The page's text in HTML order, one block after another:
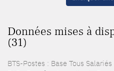
Données mises à
(31)
BTS-Postes : Base Tous